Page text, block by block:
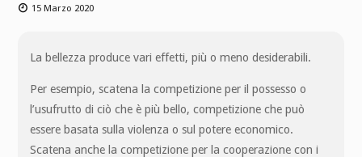
15 Marzo 2020
La bellezza produce vari effetti, più o meno desiderabili.
Per esempio, scatena la competizione per il possesso o
l’usufrutto di ciò che è più bello, competizione che può
essere basata sulla violenza o sul potere economico.
Scatena anche la competizione per la cooperazione con i